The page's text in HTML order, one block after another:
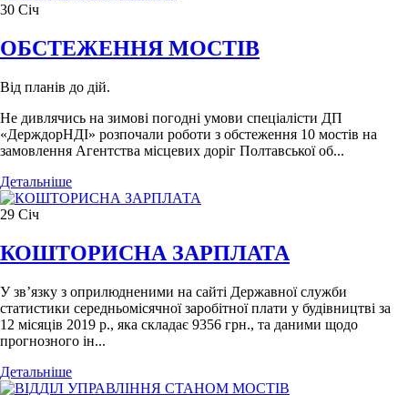
30 Січ
ОБСТЕЖЕННЯ МОСТІВ
Від планів до дій.
Не дивлячись на зимові погодні умови спеціалісти ДП
«ДерждорНДІ» розпочали роботи з обстеження 10 мостів на
замовлення Агентства місцевих доріг Полтавської об...
Детальніше
29 Січ
КОШТОРИСНА ЗАРПЛАТА
У зв’язку з оприлюдненими на сайті Державної служби
статистики середньомісячної заробітної плати у будівництві за
12 місяців 2019 р., яка складає 9356 грн., та даними щодо
прогнозного ін...
Детальніше